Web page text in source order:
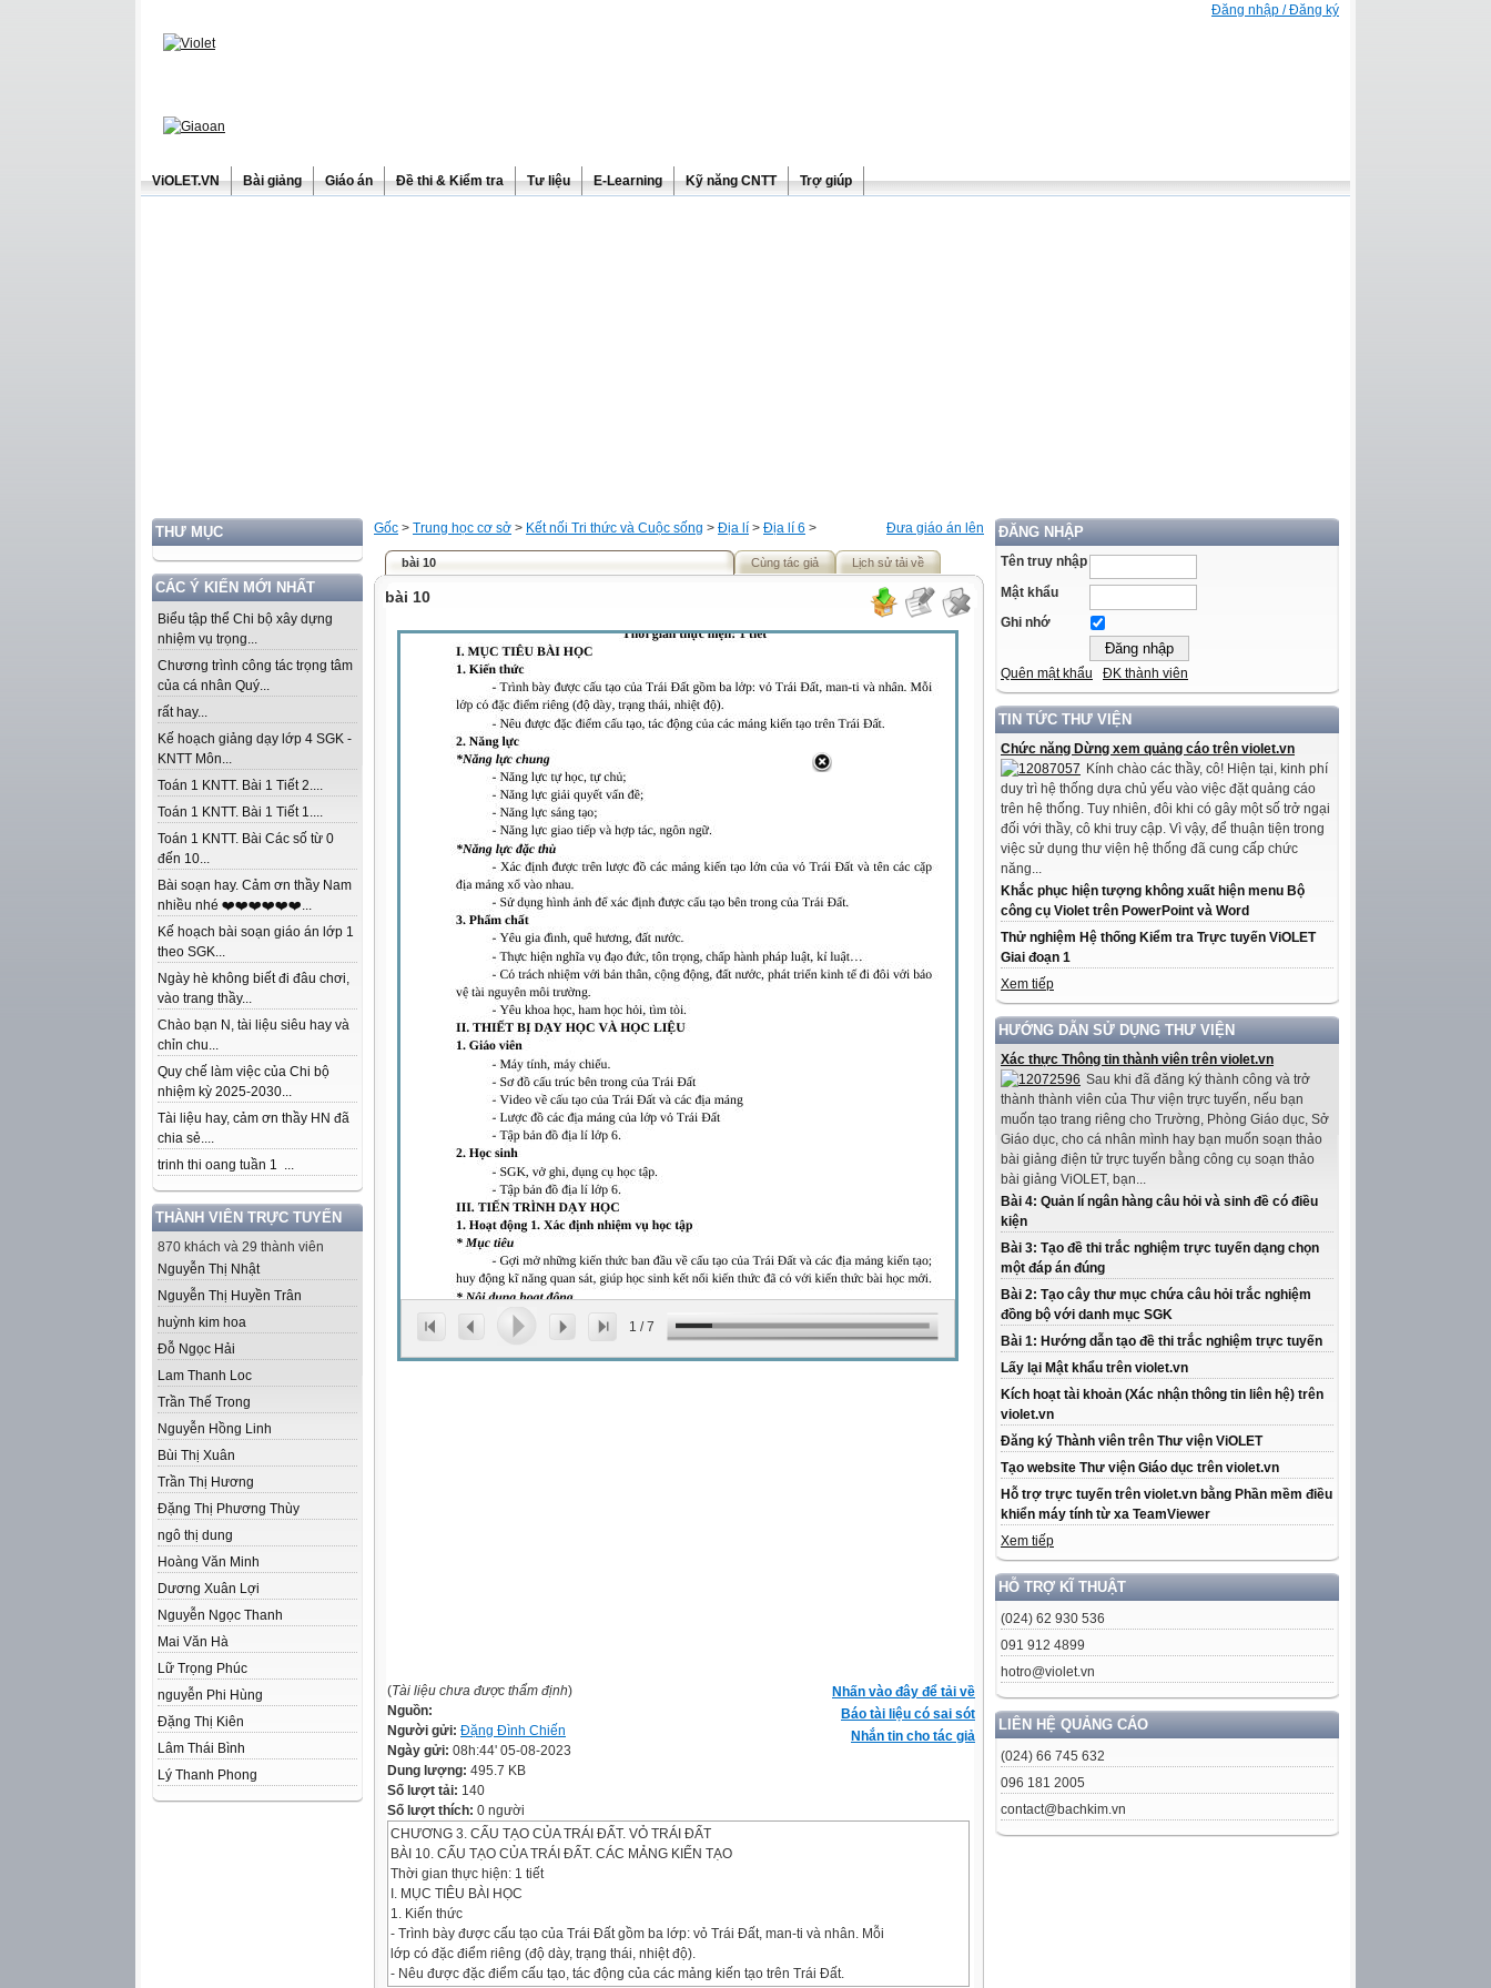
Đăng nhập / Đăng ký
ViOLET.VN Bài giảng Giáo án Đề thi & Kiểm tra Tư liệu E-Learning Kỹ năng CNTT Trợ giúp
THƯ MỤC
CÁC Ý KIẾN MỚI NHẤT
Biểu tập thể Chi bộ xây dựng
nhiệm vụ trọng...
Chương trình công tác trọng tâm
của cá nhân Quý...
rất hay...
Kế hoạch giảng dạy lớp 4 SGK -
KNTT Môn...
Toán 1 KNTT. Bài 1 Tiết 2....
Toán 1 KNTT. Bài 1 Tiết 1....
Toán 1 KNTT. Bài Các số từ 0
đến 10...
Bài soạn hay. Cảm ơn thầy Nam
nhiều nhé ❤️❤️❤️❤️❤️❤️...
Kế hoạch bài soạn giáo án lớp 1
theo SGK...
Ngày hè không biết đi đâu chơi,
vào trang thầy...
Chào bạn N, tài liệu siêu hay và
chỉn chu...
Quy chế làm việc của Chi bộ
nhiệm kỳ 2025-2030...
Tài liệu hay, cảm ơn thầy HN đã
chia sẻ....
trinh thi oang tuần 1 ...
THÀNH VIÊN TRỰC TUYẾN
870 khách và 29 thành viên
Nguyễn Thị Nhật
Nguyễn Thị Huyền Trân
huỳnh kim hoa
Đỗ Ngọc Hải
Lam Thanh Loc
Trần Thế Trong
Nguyễn Hồng Linh
Bùi Thị Xuân
Trần Thị Hương
Đặng Thị Phương Thùy
ngô thị dung
Hoàng Văn Minh
Dương Xuân Lợi
Nguyễn Ngọc Thanh
Mai Văn Hà
Lữ Trọng Phúc
nguyễn Phi Hùng
Đặng Thị Kiên
Lâm Thái Bình
Lý Thanh Phong
ĐĂNG NHẬP
Tên truy nhập
Mật khẩu
Ghi nhớ
Quên mật khẩu ĐK thành viên
TIN TỨC THƯ VIỆN
Chức năng Dừng xem quảng cáo trên violet.vn
Kính chào các thầy, cô! Hiện tại, kinh phí
duy trì hệ thống dựa chủ yếu vào việc đặt quảng cáo
trên hệ thống. Tuy nhiên, đôi khi có gây một số trở ngại
đối với thầy, cô khi truy cập. Vì vậy, để thuận tiện trong
việc sử dụng thư viện hệ thống đã cung cấp chức
năng...
Khắc phục hiện tượng không xuất hiện menu Bộ
công cụ Violet trên PowerPoint và Word
Thử nghiệm Hệ thống Kiểm tra Trực tuyến ViOLET
Giai đoạn 1
Xem tiếp
HƯỚNG DẪN SỬ DỤNG THƯ VIỆN
Xác thực Thông tin thành viên trên violet.vn
Sau khi đã đăng ký thành công và trở
thành thành viên của Thư viện trực tuyến, nếu bạn
muốn tạo trang riêng cho Trường, Phòng Giáo dục, Sở
Giáo dục, cho cá nhân mình hay bạn muốn soạn thảo
bài giảng điện tử trực tuyến bằng công cụ soạn thảo
bài giảng ViOLET, bạn...
Bài 4: Quản lí ngân hàng câu hỏi và sinh đề có điều
kiện
Bài 3: Tạo đề thi trắc nghiệm trực tuyến dạng chọn
một đáp án đúng
Bài 2: Tạo cây thư mục chứa câu hỏi trắc nghiệm
đồng bộ với danh mục SGK
Bài 1: Hướng dẫn tạo đề thi trắc nghiệm trực tuyến
Lấy lại Mật khẩu trên violet.vn
Kích hoạt tài khoản (Xác nhận thông tin liên hệ) trên
violet.vn
Đăng ký Thành viên trên Thư viện ViOLET
Tạo website Thư viện Giáo dục trên violet.vn
Hỗ trợ trực tuyến trên violet.vn bằng Phần mềm điều
khiển máy tính từ xa TeamViewer
Xem tiếp
HỖ TRỢ KĨ THUẬT
(024) 62 930 536
091 912 4899
hotro@violet.vn
LIÊN HỆ QUẢNG CÁO
(024) 66 745 632
096 181 2005
contact@bachkim.vn
Đưa giáo án lên
Gốc > Trung học cơ sở > Kết nối Tri thức và Cuộc sống > Địa lí > Địa lí 6 >
bài 10 Cùng tác giả Lịch sử tải về
bài 10
1 /7
Nhấn vào đây để tải về
Báo tài liệu có sai sót
Nhắn tin cho tác giả
(Tài liệu chưa được thẩm định)
Nguồn:
Người gửi: Đặng Đình Chiến
Ngày gửi: 08h:44' 05-08-2023
Dung lượng: 495.7 KB
Số lượt tải: 140
Số lượt thích: 0 người
CHƯƠNG 3. CẤU TẠO CỦA TRÁI ĐẤT. VỎ TRÁI ĐẤT
BÀI 10. CẤU TẠO CỦA TRÁI ĐẤT. CÁC MẢNG KIẾN TẠO
Thời gian thực hiện: 1 tiết
I. MỤC TIÊU BÀI HỌC
1. Kiến thức
- Trình bày được cấu tạo của Trái Đất gồm ba lớp: vỏ Trái Đất, man-ti và nhân. Mỗi
lớp có đặc điểm riêng (độ dày, trạng thái, nhiệt độ).
- Nêu được đặc điểm cấu tạo, tác động của các mảng kiến tạo trên Trái Đất.